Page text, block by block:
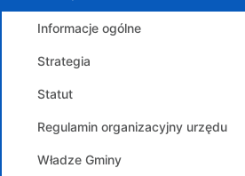
Informacje ogólne
Strategia
Statut
Regulamin organizacyjny urzędu
Władze Gminy